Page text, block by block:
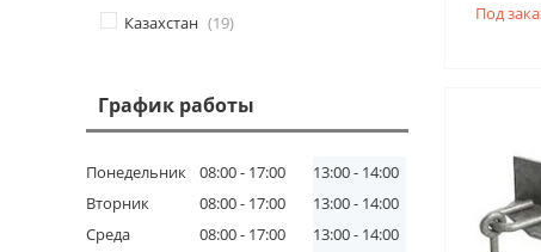
Под
Казахстан 19
График работы
Понедельник 08:00 17:00 13:00
14:00
Вторник
08:00 17:00 13:00
14:00
Среда
08:00 17:00 13:00
14:00